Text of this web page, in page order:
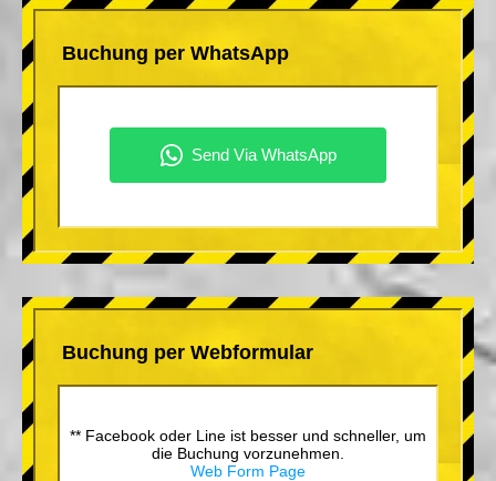
Buchung per WhatsApp
Buchung per Webformular
** Facebook oder Line ist besser und schneller, um
die Buchung vorzunehmen.
Web Form Page